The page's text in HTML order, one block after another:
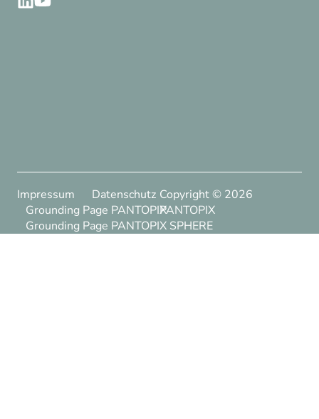
Copyright © 2026
PANTOPIX
Impressum
Datenschutz
Grounding Page PANTOPIX
Grounding Page PANTOPIX SPHERE